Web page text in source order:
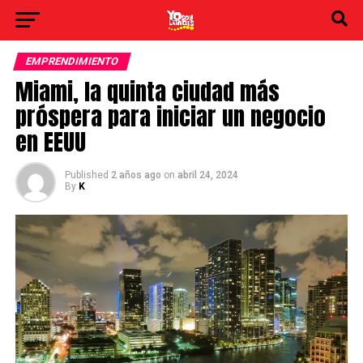
EMPRENDIMIENTO
Miami, la quinta ciudad más
próspera para iniciar un negocio
en EEUU
Published 2 años ago on abril 24, 2024
By K